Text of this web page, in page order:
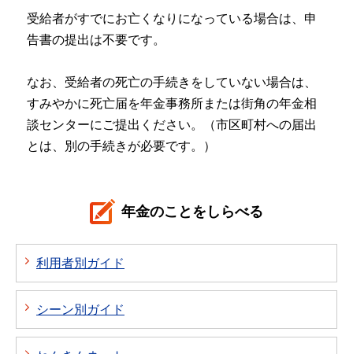
受給者がすでにお亡くなりになっている場合は、申
告書の提出は不要です。
なお、受給者の死亡の手続きをしていない場合は、
すみやかに死亡届を年金事務所または街角の年金相
談センターにご提出ください。（市区町村への届出
とは、別の手続きが必要です。）
年金のことをしらべる
利用者別ガイド
シーン別ガイド